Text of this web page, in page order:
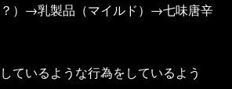
）→乳製品（マイルド）→七味唐辛
ているような行為をしているよう